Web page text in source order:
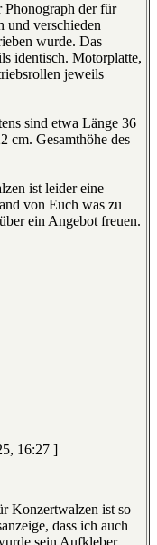
Phonograph der für
und verschieden
wurde. Das
identisch. Motorplatte,
jeweils
sind etwa Länge 36
cm. Gesamthöhe des
ist leider eine
von Euch was zu
ein Angebot freuen.
16:27 ]
Konzertwalzen ist so
dass ich auch